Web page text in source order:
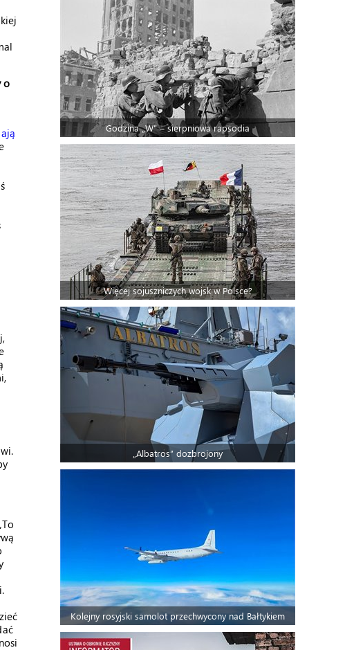
o
Godzina „W” – sierpniowa rapsodia
Więcej sojuszniczych wojsk w Polsce?
„Albatros” dozbrojony
Kolejny rosyjski samolot przechwycony nad Bałtykiem